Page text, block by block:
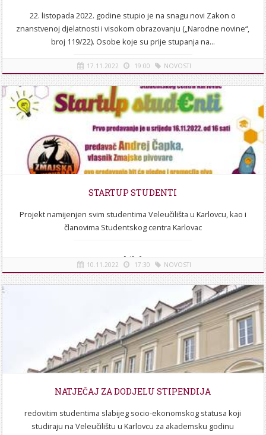
22. listopada 2022. godine stupio je na snagu novi Zakon o
znanstvenoj djelatnosti i visokom obrazovanju („Narodne novine“,
broj 119/22). Osobe koje su prije stupanja na...
[više]
17.11.2022 19:00 NOVOSTI
STARTUP STUDENTI
Projekt namijenjen svim studentima Veleučilišta u Karlovcu, kao i
članovima Studentskog centra Karlovac
[više]
10.11.2022 17:30 NOVOSTI
NATJEČAJ ZA DODJELU STIPENDIJA
redovitim studentima slabijeg socio-ekonomskog statusa koji
studiraju na Veleučilištu u Karlovcu za akademsku godinu